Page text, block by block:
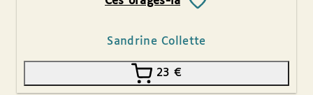
Sandrine Collette
23 €